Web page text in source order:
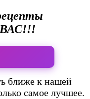
ближе к нашей
самое лучшее.